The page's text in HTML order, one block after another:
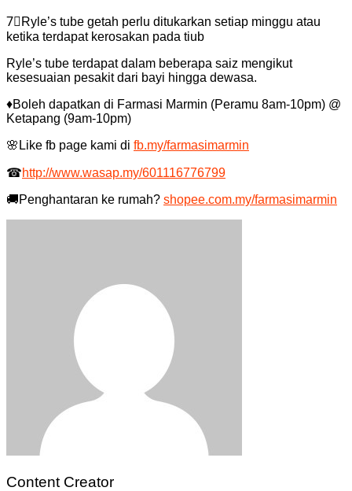
7⃣ Ryle’s tube getah perlu ditukarkan setiap minggu atau
ketika terdapat kerosakan pada tiub
Ryle’s tube terdapat dalam beberapa saiz mengikut
kesesuaian pesakit dari bayi hingga dewasa.
♦Boleh dapatkan di Farmasi Marmin (Peramu 8am-10pm) @
Ketapang (9am-10pm)
🌸 Like fb page kami di fb.my/farmasimarmin
☎http://www.wasap.my/601116776799
🚚Penghantaran ke rumah? shopee.com.my/farmasimarmin
Content Creator